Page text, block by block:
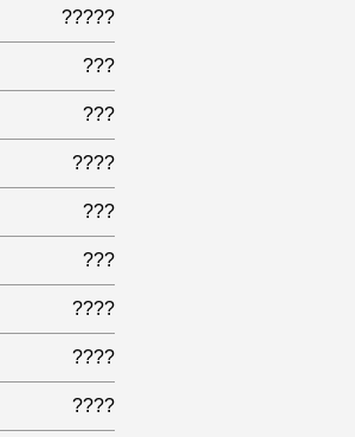
?????
???
???
????
???
???
????
????
????